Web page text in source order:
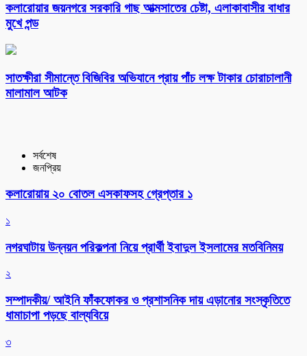
কলারোয়ার জয়নগরে সরকারি গাছ আত্মসাতের চেষ্টা, এলাকাবাসীর বাধার
মুখে পন্ড
সাতক্ষীরা সীমান্তে বিজিবির অভিযানে প্রায় পাঁচ লক্ষ টাকার চোরাচালানী
মালামাল আটক
সর্বশেষ
জনপ্রিয়
কলারোয়ায় ২০ বোতল এসকাফসহ গ্রেপ্তার ১
১
নগরঘাটায় উন্নয়ন পরিকল্পনা নিয়ে প্রার্থী ইবাদুল ইসলামের মতবিনিময়
২
সম্পাদকীয়/ আইনি ফাঁকফোকর ও প্রশাসনিক দায় এড়ানোর সংস্কৃতিতে
ধামাচাপা পড়ছে বাল্যবিয়ে
৩